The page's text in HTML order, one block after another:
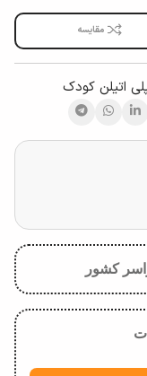
مقایسه
اتیلن کودک
کشور